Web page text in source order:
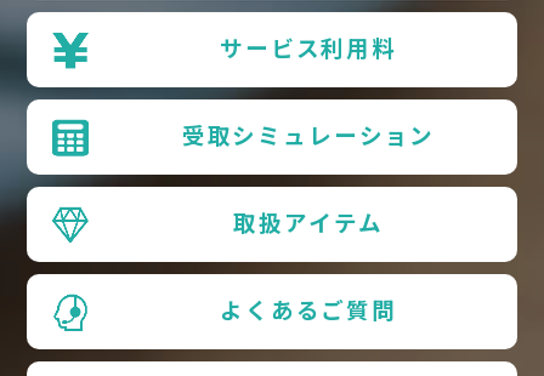
サービス利用料
受取シミュレーション
取扱アイテム
よくあるご質問